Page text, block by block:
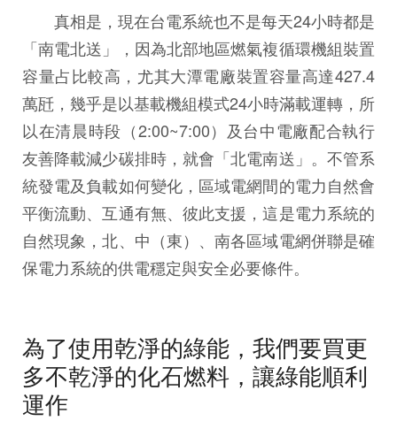
真相是，現在台電系統也不是每天24小時都是
「南電北送」，因為北部地區燃氣複循環機組裝置
容量占比較高，尤其大潭電廠裝置容量高達427.4
萬瓩，幾乎是以基載機組模式24小時滿載運轉，所
以在清晨時段（2:00~7:00）及台中電廠配合執行
友善降載減少碳排時，就會「北電南送」。不管系
統發電及負載如何變化，區域電網間的電力自然會
平衡流動、互通有無、彼此支援，這是電力系統的
自然現象，北、中（東）、南各區域電網併聯是確
保電力系統的供電穩定與安全必要條件。
為了使用乾淨的綠能，我們要買更
多不乾淨的化石燃料，讓綠能順利
運作